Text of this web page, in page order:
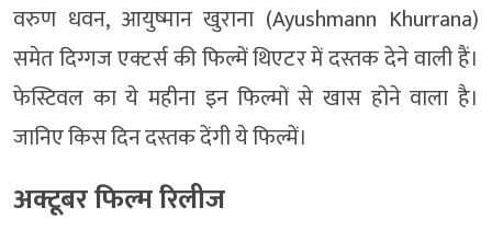
वरुण धवन, आयुष्मान खुराना (Ayushmann Khurrana)
समेत दिग्गज एक्टर्स की फिल्में थिएटर में दस्तक देने वाली हैं।
फेस्टिवल का ये महीना इन फिल्मों से खास होने वाला है।
जानिए किस दिन दस्तक देंगी ये फिल्में।
अक्टूबर फिल्म रिलीज